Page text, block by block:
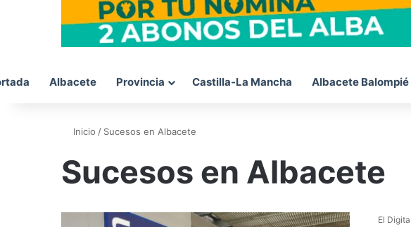
Albacete Provincia Castilla-La Mancha Albacete Balompié
Inicio / Sucesos en Albacete
Sucesos en Albacete
El